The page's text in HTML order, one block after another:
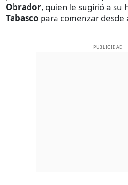
Obrador, quien le sugirió a su
Tabasco para comenzar desde
PUBLICIDAD